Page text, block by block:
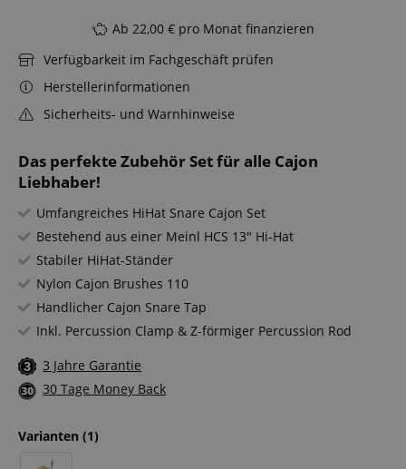
Das perfekte Zubehör Set für alle Cajon
Liebhaber!
Umfangreiches HiHat Snare Cajon Set
Bestehend aus einer Meinl HCS 13" Hi-Hat
Stabiler HiHat-Ständer
Nylon Cajon Brushes 110
Handlicher Cajon Snare Tap
Inkl. Percussion Clamp & Z-förmiger Percussion Rod
3 Jahre Garantie
30 Tage Money Back
Varianten (1)
Ab 22,00 € pro Monat finanzieren
Verfügbarkeit im Fachgeschäft prüfen
Herstellerinformationen
Sicherheits- und Warnhinweise